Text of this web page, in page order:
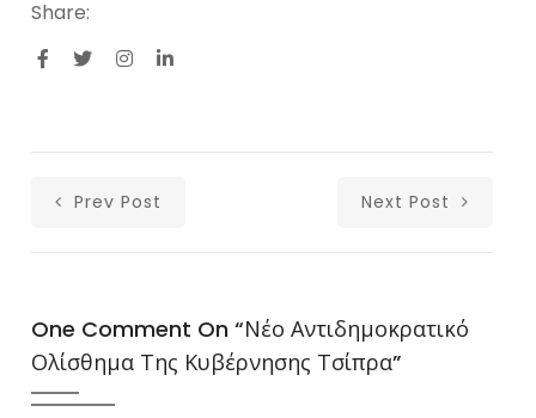
Share:
Prev Post Next Post
One Comment On “Νέο Αντιδημοκρατικό
Ολίσθημα Της Κυβέρνησης Τσίπρα”